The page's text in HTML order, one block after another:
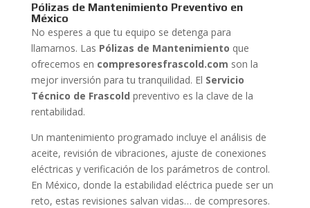
Pólizas de Mantenimiento Preventivo en
México
No esperes a que tu equipo se detenga para
llamarnos. Las Pólizas de Mantenimiento que
ofrecemos en compresoresfrascold.com son la
mejor inversión para tu tranquilidad. El Servicio
Técnico de Frascold preventivo es la clave de la
rentabilidad.
Un mantenimiento programado incluye el análisis de
aceite, revisión de vibraciones, ajuste de conexiones
eléctricas y verificación de los parámetros de control.
En México, donde la estabilidad eléctrica puede ser un
reto, estas revisiones salvan vidas… de compresores.